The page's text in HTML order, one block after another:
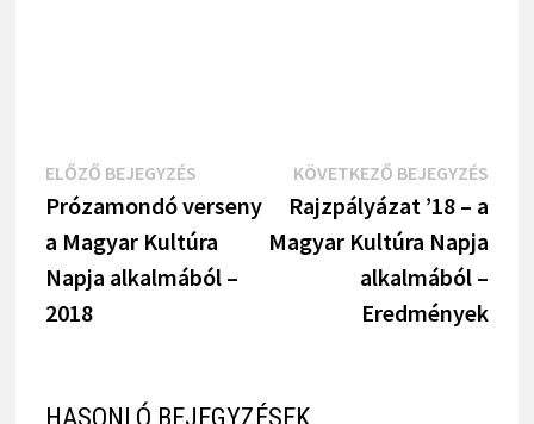
Bejegyzés
navigáció
ELŐZŐ BEJEGYZÉSPrevious
Post
Prózamondó verseny
a Magyar Kultúra
Napja alkalmából –
2018
KÖVETKEZŐ BEJEGYZÉS
Rajzpályázat ’18 – a
Magyar Kultúra Napja
alkalmából –
Eredmények
HASONLÓ BEJEGYZÉSEK